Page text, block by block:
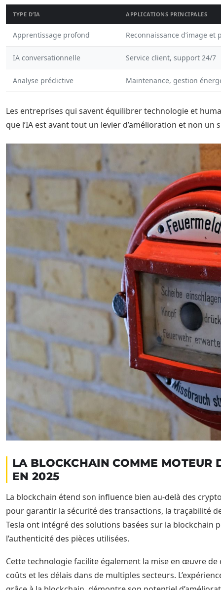
TYPE D’IA APPLICATIONS PRINCIPALES
Apprentissage profond Reconnaissance d’image
IA conversationnelle Service client, support 24/7
Analyse prédictive Maintenance, gestion
Les entreprises qui savent équilibrer technologie et
que l’IA est avant tout un levier d’amélioration et non un
LA BLOCKCHAIN COMME MOTEUR
EN 2025
La blockchain étend son influence bien au-delà des
pour garantir la sécurité des transactions, la traçabilité
Tesla ont intégré des solutions basées sur la
l’authenticité des pièces utilisées.
Cette technologie facilite également la mise en œuvre
coûts et les délais dans de multiples secteurs.